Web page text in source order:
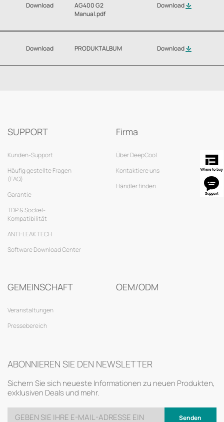
Download
AG400 G2
Manual.pdf
Download
Download PRODUKTALBUM Download
SUPPORT
Kunden-Support
Häufig gestellte Fragen
(FAQ)
Garantie
TDP & Sockel-
Kompatibilität
ANTI-LEAK TECH
Software Download Center
Firma
Über DeepCool
Kontaktiere uns
Händler finden
GEMEINSCHAFT
Veranstaltungen
Pressebereich
OEM/ODM
ABONNIEREN SIE DEN NEWSLETTER
Sichern Sie sich neueste Informationen zu neuen Produkten,
exklusiven Deals und mehr.
Senden